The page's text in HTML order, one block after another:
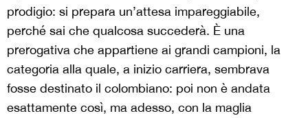
prodigio: si prepara un’attesa impareggiabile,
perché sai che qualcosa succederà. È una
prerogativa che appartiene ai grandi campioni, la
categoria alla quale, a inizio carriera, sembrava
fosse destinato il colombiano: poi non è andata
esattamente così, ma adesso, con la maglia